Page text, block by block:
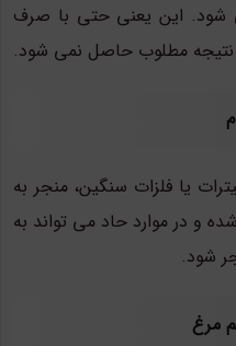
شود. این یعنی حتی با صرف
نتیجه مطلوب حاصل نمی شود.
یا فلزات سنگین، منجر به
و در موارد حاد می تواند به
شود.
مرغ